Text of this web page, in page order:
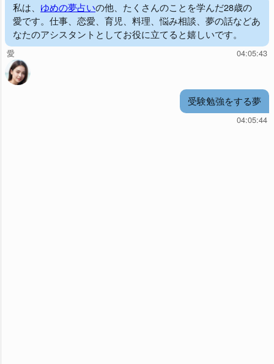
私は、 ゆめの夢占いの他、たくさんのことを学んだ28歳の
愛です。仕事、恋愛、育児、料理、悩み相談、夢の話などあ
なたのアシスタントとしてお役に立てると嬉しいです。
愛 04:05:43
受験勉強をする夢
04:05:44